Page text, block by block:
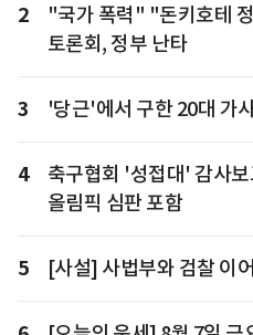
2
"국가 폭력" "돈키호테
토론회, 정부 난타
3 '당근'에서 구한 20대 가
4
축구협회 '성접대' 감사
올림픽 심판 포함
5 [사설] 사법부와 검찰 이